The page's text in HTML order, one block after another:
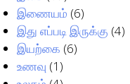
இணையம் (6)
இது எப்படி இருக்கு (4)
இயற்கை (6)
உணவு (1)